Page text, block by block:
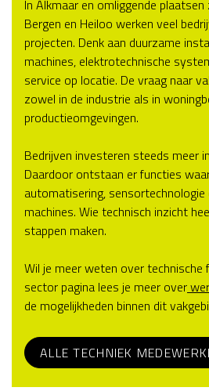
In Alkmaar en omliggende
Bergen en Heiloo werken veel
projecten. Denk aan duurzame
machines, elektrotechnische
service op locatie. De vraag naar
zowel in de industrie als in
productieomgevingen.
Bedrijven investeren steeds meer
Daardoor ontstaan er functies
automatisering, sensortechnologie
machines. Wie technisch inzicht
stappen maken.
Wil je meer weten over technische
sector pagina lees je meer over
de mogelijkheden binnen dit
ALLE TECHNIEK